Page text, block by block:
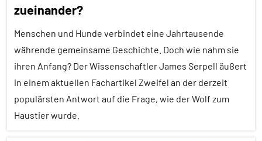
Interview
Kommunikation
Beziehung
Säugetiere
zueinander?
Menschen und Hunde verbindet eine Jahrtausende
währende gemeinsame Geschichte. Doch wie nahm sie
ihren Anfang? Der Wissenschaftler James Serpell äußert
in einem aktuellen Fachartikel Zweifel an der derzeit
populärsten Antwort auf die Frage, wie der Wolf zum
Haustier wurde.